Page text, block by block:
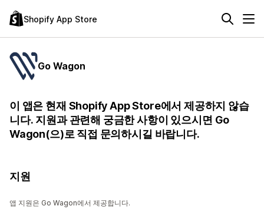
Shopify App Store
Go Wagon
이 앱은 현재 Shopify App Store에서 제공하지 않습
니다. 지원과 관련해 궁금한 사항이 있으시면 Go
Wagon(으)로 직접 문의하시길 바랍니다.
지원
앱 지원은 Go Wagon에서 제공합니다.